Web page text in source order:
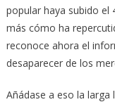
popular haya subido el
más cómo ha
reconoce ahora el
desaparecer de los
Añádase a eso la